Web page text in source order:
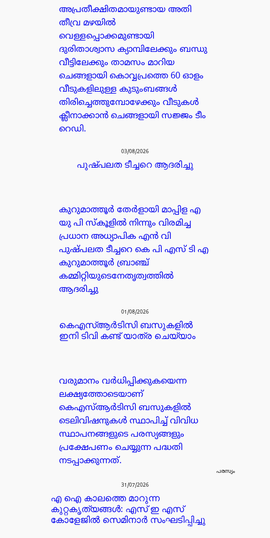
അപ്രതീക്ഷിതമായുണ്ടായ അതി
തീവ്ര മഴയിൽ
വെള്ളപ്പൊക്കമുണ്ടായി
ദുരിതാശ്വാസ ക്യാമ്പിലേക്കും ബന്ധു
വീട്ടിലേക്കും താമസം മാറിയ
ചെങ്ങളായി കൊവ്വപ്രത്തെ 60 ഓളം
വീടുകളിലുള്ള കുടുംബങ്ങൾ
തിരിച്ചെത്തുമ്പോഴേക്കും വീടുകൾ
ക്ലീനാക്കാൻ ചെങ്ങളായി സജ്ജം ടീം
റെഡി.
03/08/2026
പുഷ്പലത ടീച്ചറെ ആദരിച്ചു
കുറുമാത്തൂർ തേർളായി മാപ്പിള എ
യു പി സ്കൂളിൽ നിന്നും വിരമിച്ച
പ്രധാന അധ്യാപിക എൻ വി
പുഷ്പലത ടീച്ചറെ കെ പി എസ് ടി എ
കുറുമാത്തൂർ ബ്രാഞ്ച്
കമ്മിറ്റിയുടെനേതൃത്വത്തിൽ
ആദരിച്ചു
01/08/2026
കെഎസ്ആർടിസി ബസുകളിൽ
ഇനി ടിവി കണ്ട് യാത്ര ചെയ്യാം
വരുമാനം വർധിപ്പിക്കുകയെന്ന
ലക്ഷ്യത്തോടെയാണ്
കെഎസ്ആർടിസി ബസുകളിൽ
ടെലിവിഷനുകൾ സ്ഥാപിച്ച് വിവിധ
സ്ഥാപനങ്ങളുടെ പരസ്യങ്ങളും
പ്രക്ഷേപണം ചെയ്യുന്ന പദ്ധതി
നടപ്പാക്കുന്നത്.
പരസ്യം
31/07/2026
എ ഐ കാലത്തെ മാറുന്ന
കുറ്റകൃത്യങ്ങൾ: എസ് ഇ എസ്
കോളേജിൽ സെമിനാർ സംഘടിപ്പിച്ചു